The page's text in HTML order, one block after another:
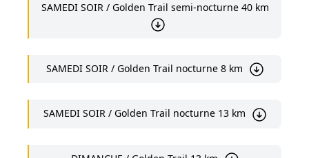
SAMEDI SOIR / Golden Trail semi-nocturne 40 km
SAMEDI SOIR / Golden Trail nocturne 8 km
SAMEDI SOIR / Golden Trail nocturne 13 km